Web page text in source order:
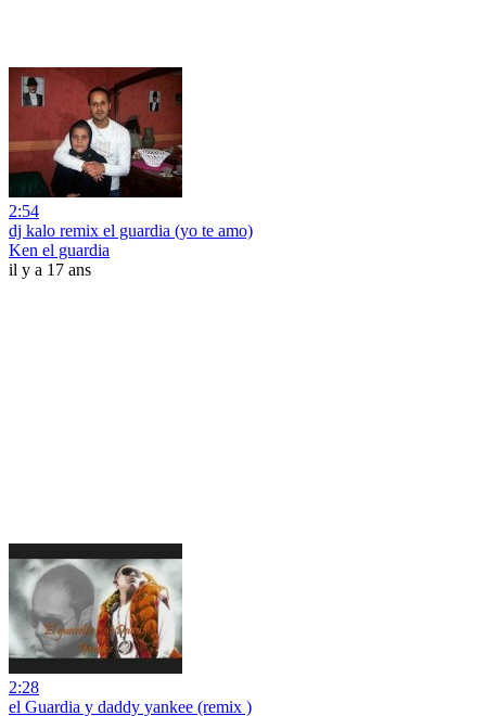
2:54
dj kalo remix el guardia (yo te amo)
Ken el guardia
il y a 17 ans
2:28
el Guardia y daddy yankee (remix )